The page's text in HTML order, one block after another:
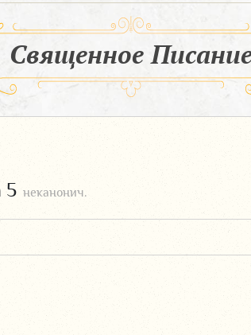
Священное
5 неканонич.